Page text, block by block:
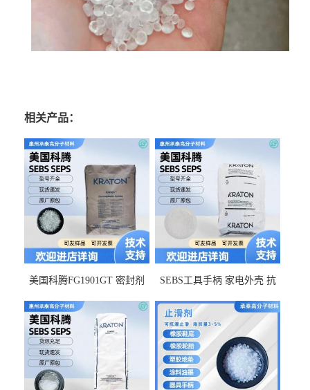
相关产品：
美国科腾FG1901GT 密封剂
佳 透明级
SEBS工具手柄 家电外壳 抗
耐候G1653VO